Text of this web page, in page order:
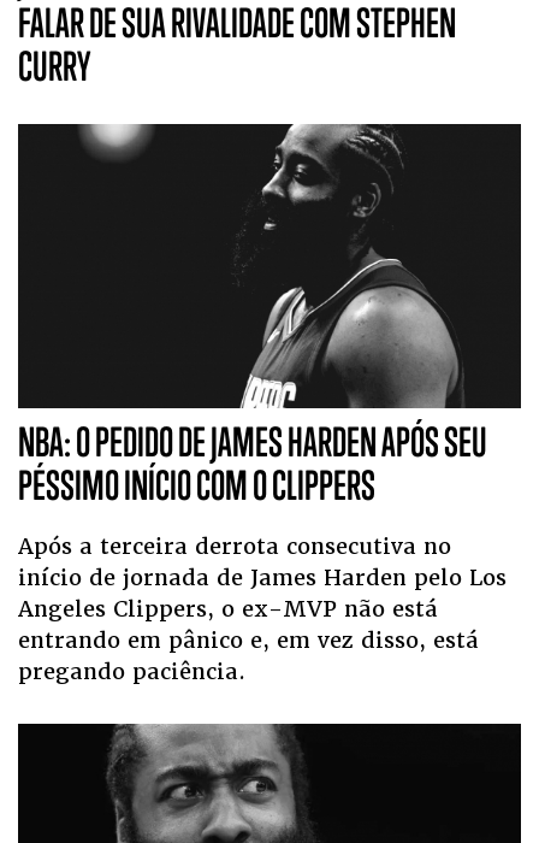
FALAR DE SUA RIVALIDADE COM STEPHEN
CURRY
NBA: O PEDIDO DE JAMES HARDEN APÓS SEU
PÉSSIMO INÍCIO COM O CLIPPERS
Após a terceira derrota consecutiva no
início de jornada de James Harden pelo Los
Angeles Clippers, o ex-MVP não está
entrando em pânico e, em vez disso, está
pregando paciência.